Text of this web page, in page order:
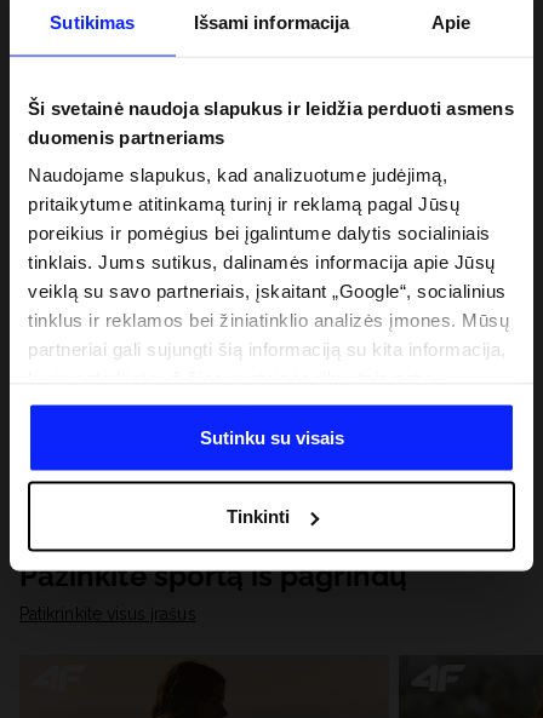
Sutikimas Išsami informacija Apie
Ši svetainė naudoja slapukus ir leidžia perduoti asmens
duomenis partneriams
Naudojame slapukus, kad analizuotume judėjimą,
pritaikytume atitinkamą turinį ir reklamą pagal Jūsų
poreikius ir pomėgius bei įgalintume dalytis socialiniais
tinklais. Jums sutikus, dalinamės informacija apie Jūsų
veiklą su savo partneriais, įskaitant „Google“, socialinius
tinklus ir reklamos bei žiniatinklio analizės įmones. Mūsų
partneriai gali sujungti šią informaciją su kita informacija,
duomenimis, kuriuos jie gauna, kai naudojatės jų
paslaugomis. Gavus Jūsų leidimą, mes galime perduoti
Jūsų asmeninę informaciją savo partneriams, siekdami
analitinius tyrimus, pritaikyti turinį ir tobulinti mūsų
partnerių siūlomus sprendimus (pvz., socialinius tinklus).
Išsamią informaciją rasite mūsų Privatumo politikoje ir
skiltyje „Išsami informacija“.
Sutinku su visais
Tinkinti
Pažinkite sportą iš pagrindų
Patikrinkite visus įrašus